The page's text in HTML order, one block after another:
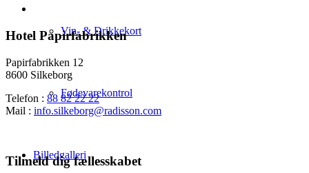
Vin- & Drikkekort
Fødevarekontrol
Billedgalleri
Hotel Papirfabrikken
Papirfabrikken 12
8600 Silkeborg
Telefon : 88 82 22 22
Mail : info.silkeborg@radisson.com
Tilmeld dig fællesskabet